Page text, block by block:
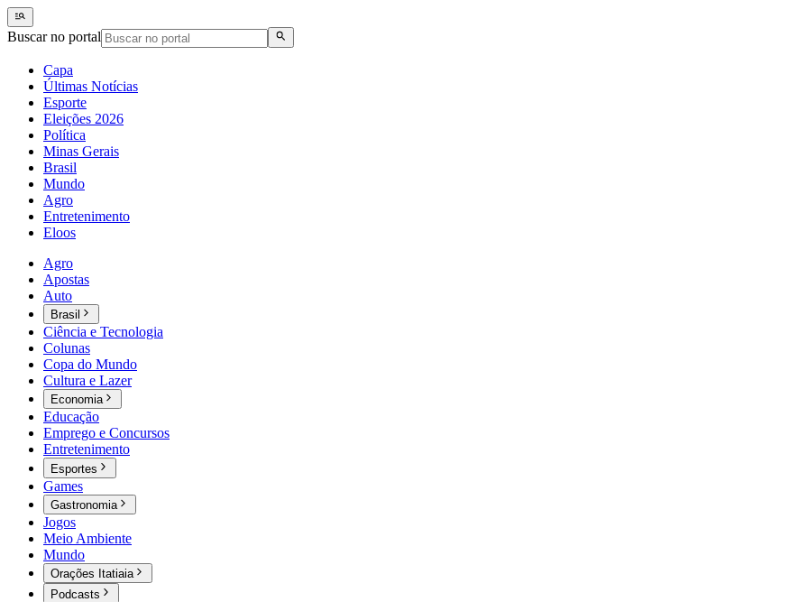
Buscar no portal
Capa
Últimas Notícias
Esporte
Eleições 2026
Política
Minas Gerais
Brasil
Mundo
Agro
Entretenimento
Eloos
Agro
Apostas
Auto
Brasil
Ciência e Tecnologia
Colunas
Copa do Mundo
Cultura e Lazer
Economia
Educação
Emprego e Concursos
Entretenimento
Esportes
Games
Gastronomia
Jogos
Meio Ambiente
Mundo
Orações Itatiaia
Podcasts